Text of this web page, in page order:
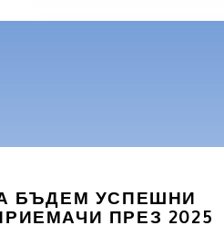
БЪДЕМ УСПЕШНИ
ПРЕЗ 2025